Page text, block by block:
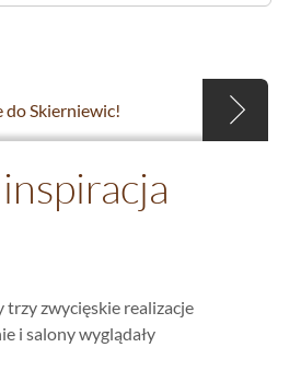
do Skierniewic!
trzy zwycięskie realizacje
i salony wyglądały